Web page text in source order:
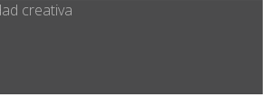
creativa